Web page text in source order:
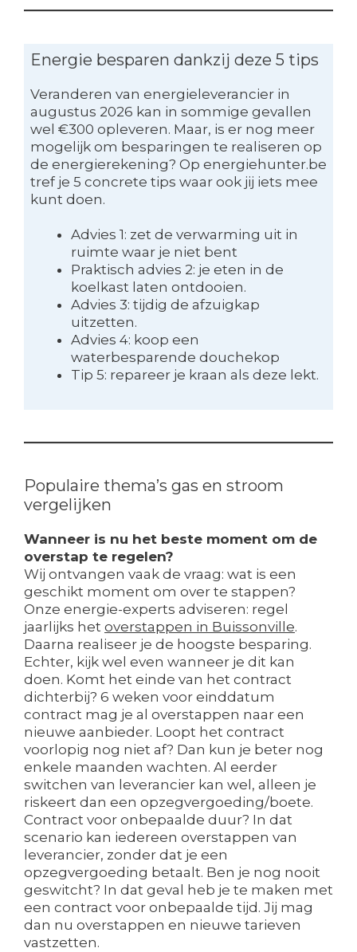
Energie besparen dankzij deze 5 tips
Veranderen van energieleverancier in
augustus 2026 kan in sommige gevallen
wel €300 opleveren. Maar, is er nog meer
mogelijk om besparingen te realiseren op
de energierekening? Op energiehunter.be
tref je 5 concrete tips waar ook jij iets mee
kunt doen.
Advies 1: zet de verwarming uit in
ruimte waar je niet bent
Praktisch advies 2: je eten in de
koelkast laten ontdooien.
Advies 3: tijdig de afzuigkap
uitzetten.
Advies 4: koop een
waterbesparende douchekop
Tip 5: repareer je kraan als deze lekt.
Populaire thema’s gas en stroom
vergelijken
Wanneer is nu het beste moment om de
overstap te regelen?
Wij ontvangen vaak de vraag: wat is een
geschikt moment om over te stappen?
Onze energie-experts adviseren: regel
jaarlijks het overstappen in Buissonville.
Daarna realiseer je de hoogste besparing.
Echter, kijk wel even wanneer je dit kan
doen. Komt het einde van het contract
dichterbij? 6 weken voor einddatum
contract mag je al overstappen naar een
nieuwe aanbieder. Loopt het contract
voorlopig nog niet af? Dan kun je beter nog
enkele maanden wachten. Al eerder
switchen van leverancier kan wel, alleen je
riskeert dan een opzegvergoeding/boete.
Contract voor onbepaalde duur? In dat
scenario kan iedereen overstappen van
leverancier, zonder dat je een
opzegvergoeding betaalt. Ben je nog nooit
geswitcht? In dat geval heb je te maken met
een contract voor onbepaalde tijd. Jij mag
dan nu overstappen en nieuwe tarieven
vastzetten.